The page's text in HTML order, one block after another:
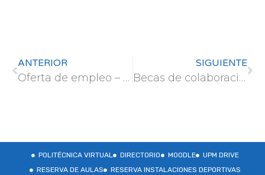
ANTERIOR
Oferta de empleo – Grupo de Investigación Global en Ecosistemas Forestales del Centro de Ciencia y Tecnología Forestal de Cataluña (CTFC).
SIGUIENTE
Becas de colaboración vinculadas al plan estratégico de sostenibilidad ambiental de la UPM
POLITÉCNICA VIRTUAL DIRECTORIO MOODLE
UPM DRIVE
RESERVA DE AULAS
RESERVA INSTALACIONES DEPORTIVAS